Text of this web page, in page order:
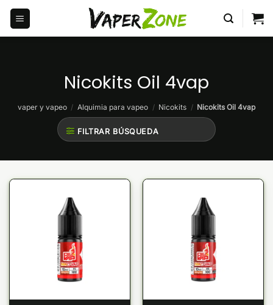
Saltar
contenido
Nicokits Oil 4vap
vaper y vapeo / Alquimia para vapeo / Nicokits / Nicokits Oil 4vap
FILTRAR BÚSQUEDA